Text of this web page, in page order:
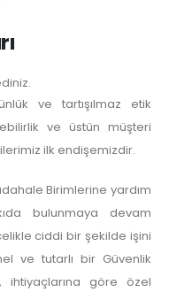
ve tartışılmaz etik
ve üstün müşteri
ilk endişemizdir.
Birimlerine yardım
bulunmaya devam
ciddi bir şekilde işini
ve tutarlı bir Güvenlik
ihtiyaçlarına göre özel